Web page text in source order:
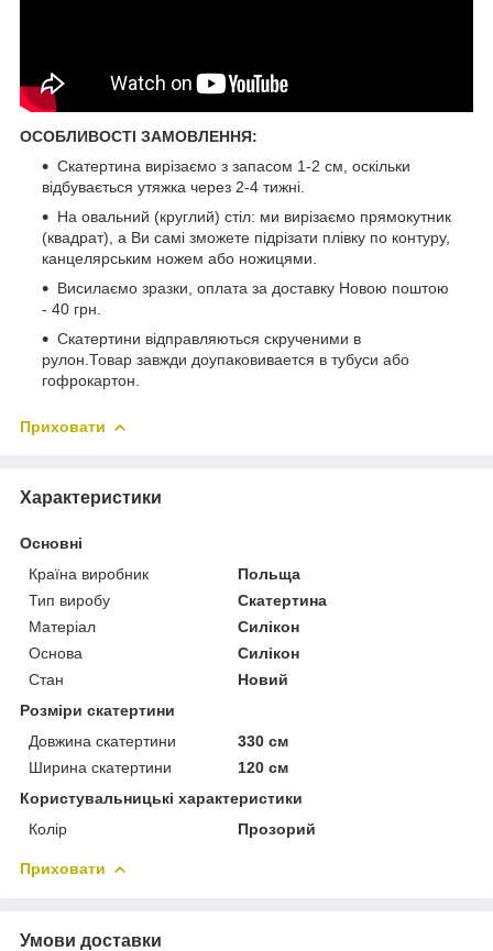
ОСОБЛИВОСТІ ЗАМОВЛЕННЯ:
Скатертина вирізаємо з запасом 1-2 см, оскільки
відбувається утяжка через 2-4 тижні.
На овальний (круглий) стіл: ми вирізаємо прямокутник
(квадрат), а Ви самі зможете підрізати плівку по контуру,
канцелярським ножем або ножицями.
Висилаємо зразки, оплата за доставку Новою поштою
- 40 грн.
Скатертини відправляються скрученими в
рулон.Товар завжди доупаковивается в тубуси або
гофрокартон.
Приховати
Характеристики
Основні
Країна виробник
Польща
Тип виробу
Скатертина
Матеріал
Силікон
Основа
Силікон
Стан
Новий
Розміри скатертини
Довжина скатертини
330 см
Ширина скатертини
120 см
Користувальницькі характеристики
Колір
Прозорий
Приховати
Умови доставки